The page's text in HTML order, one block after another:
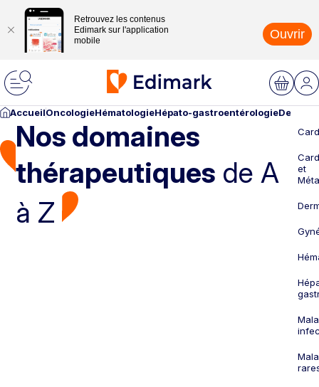
Retrouvez les contenus
Edimark sur l'application
mobile
Ouvrir
AccueilOncologieHématologieHépato-gastroentérologie
Nos domaines
thérapeutiques de A
à Z
et